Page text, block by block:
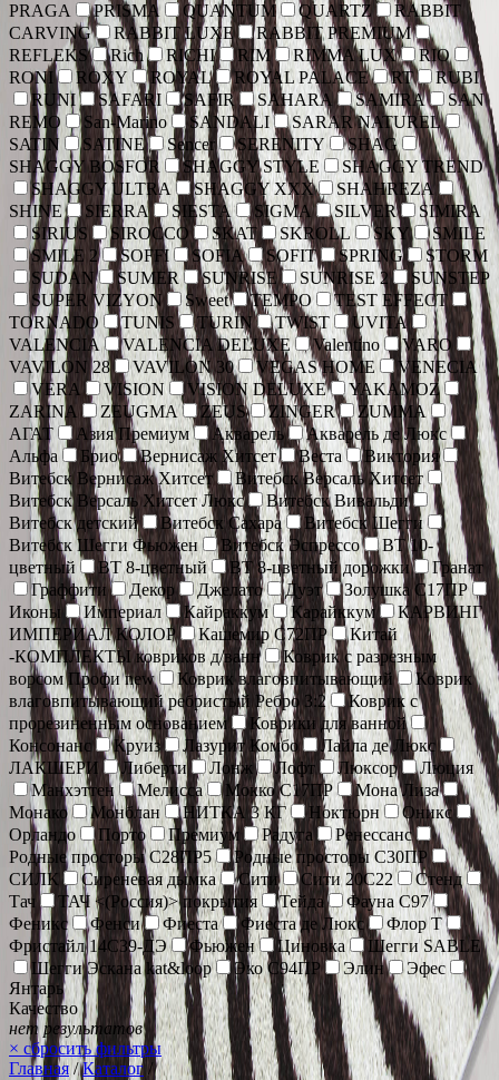
PRAGA
PRISMA QUANTUM QUARTZ
RABBIT
CARVING
RABBIT LUXE
RABBIT PREMIUM
REFLEKS
Rich RICHI RIM RIMMA LUX
RIO
RONI
ROXY ROYAL ROYAL PALACE RT
RUBI
RUNI
SAFARI SAFIR SAHARA SAMIRA
SAN
REMO
San-Marino SANDALI
SARAR NATUREL
SATIN
SATINE Sencer SERENITY
SHAG
SHAGGY BOSFOR
SHAGGY STYLE
SHAGGY TREND
SHAGGY ULTRA
SHAGGY XXX
SHAHREZA
SHINE
SIERRA SIESTA SIGMA SILVER
SIMIRA
SIRIUS
SIROCCO SKAT SKROLL SKY
SMILE
SMILE 2
SOFFI SOFIA SOFIT SPRING
STORM
SUDAN
SUMER SUNRISE SUNRISE 2
SUNSTEP
SUPER VIZYON
Sweet TEMPO
TEST EFFECT
TORNADO
TUNIS TURIN TWIST
UVITA
VALENCIA
VALENCIA DELUXE Valentino
VARO
VAVILON 28
VAVILON 30 VEGAS HOME
VENECIA
VERA
VISION VISION DELUXE
YAKAMOZ
ZARINA
ZEUGMA ZEUS ZINGER
ZUMMA
АГАТ
Азия Премиум Акварель
Акварель де Люкс
Альфа
Брио Вернисаж Хитсет Веста
Виктория
Витебск Вернисаж Хитсет
Витебск Версаль Хитсет
Витебск Версаль Хитсет Люкс
Витебск Вивальди
Витебск детский
Витебск Сахара
Витебск Шегги
Витебск Шегги Фьюжен
Витебск Эспрессо
ВТ 10-
цветный
ВТ 8-цветный ВТ 8-цветный дорожки
Гранат
Граффити
Декор Джелато Дуэт
Золушка С17ПР
Иконы
Империал Кайраккум Карайккум
КАРВИНГ
ИМПЕРИАЛ КОЛОР
Кашемир С72ПР
Китай
-КОМПЛЕКТЫ ковриков д/ванн
Коврик c разрезным
ворсом Профи new
Коврик влаговпитывающий
Коврик
влаговпитывающий ребристый Ребро 3:2
Коврик с
прорезиненным основанием
Коврики для ванной
Консонанс
Круиз Лазурит Комбо
Лайла де Люкс
ЛАКШЕРИ
Либерти Лонж Лофт Люксор
Люция
Манхэттен
Мелисса Мокко С17ПР
Мона Лиза
Монако
Монблан НИТКА 3 КГ Ноктюрн
Оникс
Орландо
Порто Премиум Радуга
Ренессанс
Родные просторы С28ПР5
Родные просторы С30ПР
СИЛК
Сиреневая дымка Сити Сити 20С22
Стенд
Тач
ТАЧ <(Россия)> покрытия Тейда
Фауна С97
Феникс
Фенси Фиеста Фиеста де Люкс
Флор Т
Фристайл 14С39-ДЭ
Фьюжен Циновка
Шегги SABLE
Шегги Эскана kat&loop
Эко С94ПР Элин
Эфес
Янтарь
Качество
нет результатов
× сбросить фильтры
Главная/Каталог /